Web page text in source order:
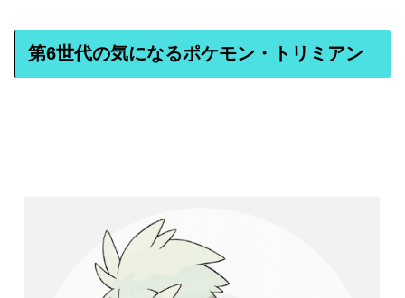
第6世代の気になるポケモン・トリミアン